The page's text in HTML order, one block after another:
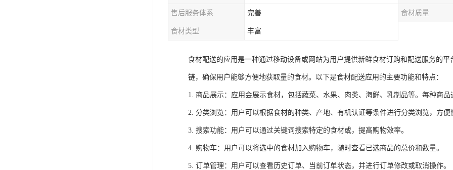
售后服务体系 完善 食材质量
食材类型 丰富
食材配送的应用是一种通过移动设备或网站为用户提供新鲜食材订购和配送服务的
链，确保用户能够方便地获取量的食材。以下是食材配送应用的主要功能和特点：
1. 商品展示：应用会展示食材，包括蔬菜、水果、肉类、海鲜、乳制品等。每种商
2. 分类浏览：用户可以根据食材的种类、产地、有机认证等条件进行分类浏览，方
3. 搜索功能：用户可以通过关键词搜索特定的食材或，提高购物效率。
4. 购物车：用户可以将选中的食材加入购物车，随时查看已选商品的总价和数量。
5. 订单管理：用户可以查看历史订单、当前订单状态，并进行订单修改或取消操作。